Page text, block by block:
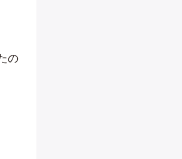
の